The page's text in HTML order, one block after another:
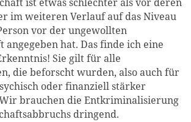
im weiteren Verlauf auf das Niveau
vor der ungewollten
angegeben hat. Das finde ich eine
Sie gilt für alle
die beforscht wurden, also auch für
oder finanziell stärker
brauchen die Entkriminalisierung
dringend.